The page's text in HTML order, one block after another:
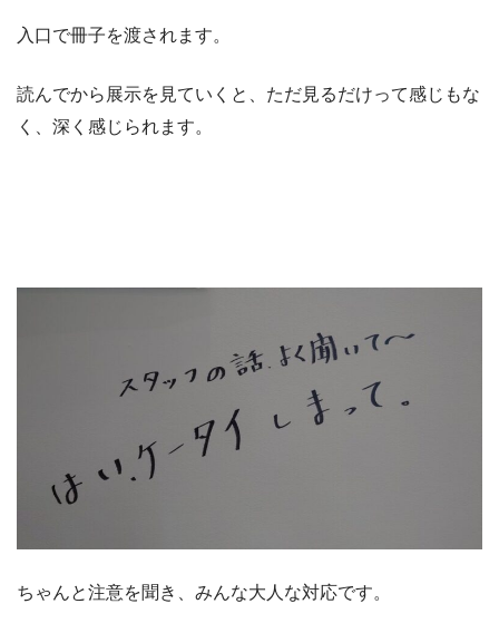
入口で冊子を渡されます。
読んでから展示を見ていくと、ただ見るだけって感じもな
く、深く感じられます。
ちゃんと注意を聞き、みんな大人な対応です。